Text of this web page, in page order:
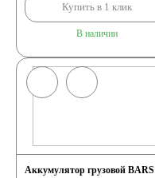
Купить в 1 клик
В наличии
Аккумулятор грузовой BARS